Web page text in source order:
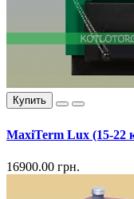
Купить
MaxiTerm Lux (15-
16900.00 грн.